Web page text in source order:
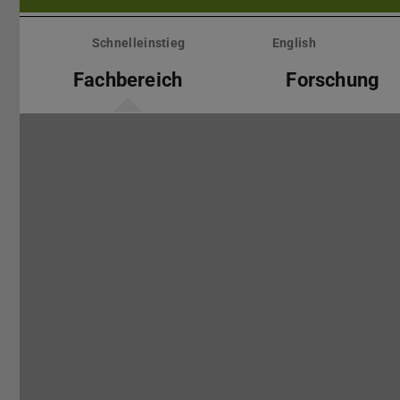
Menü
überspringenSchnelleinstieg English
Fachbereich Forschung